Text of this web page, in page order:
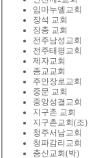
임마누엘교회
장석 교회
장충 교회
전주남성교회
전주태평교회
제자교회
종교교회
주안장로교회
중문 교회
중앙성결교회
지구촌 교회
지구촌교회(조)
청주서남교회
청파감리교회
충신교회(박)